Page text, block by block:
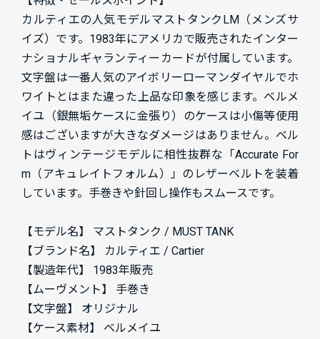
カルティエの人気モデルマストタンクLM（メンズサ
イズ）です。1983年にアメリカで販売されたインター
ナショナルギャランティーカードが付属しています。
文字盤は一番人気のアイボリーローマンダイヤルでホ
ワイトとはまた違った上品な印象を感じます。ベルメ
イユ（銀無垢ケースに金張り）のケースは小傷等使用
感はございますが大きなダメージはありません。ベル
トはヴィンテージモデルに相性抜群な「Accurate For
m（アキュレイトフォルム）」のレザーベルトを装着
しています。手巻きや針回し操作もスムースです。
【モデル名】 マストタンク / MUST TANK
【ブランド名】 カルティエ / Cartier
【製造年代】 1983年販売
【ムーヴメント】 手巻き
【文字盤】 オリジナル
【ケース素材】 ベルメイユ